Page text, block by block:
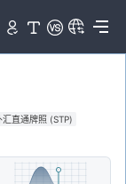
汇直通牌照 (STP)